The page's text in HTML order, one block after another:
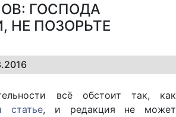
ГОСПОДА
НЕ ПОЗОРЬТЕ
всё обстоит так, как
статье, и редакция не может